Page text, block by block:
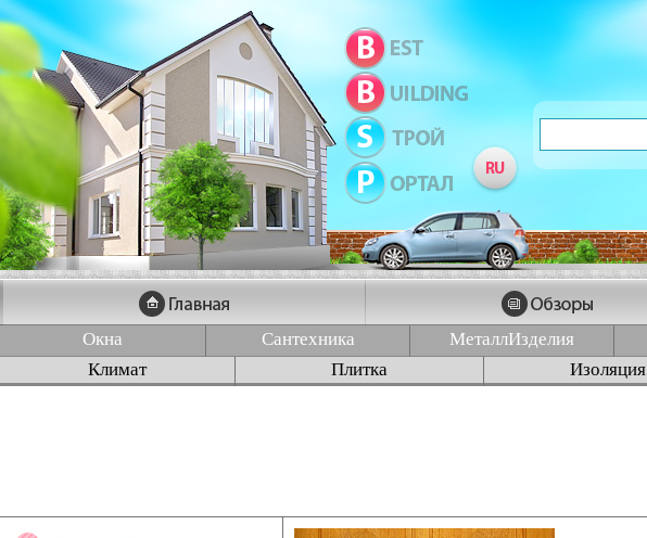
Окна Сантехника МеталлИзделия
Климат
Плитка Изоляция